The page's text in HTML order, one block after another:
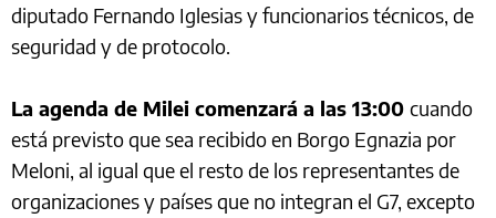
diputado Fernando Iglesias y funcionarios técnicos, de
seguridad y de protocolo.
La agenda de Milei comenzará a las 13:00 cuando
está previsto que sea recibido en Borgo Egnazia por
Meloni, al igual que el resto de los representantes de
organizaciones y países que no integran el G7, excepto